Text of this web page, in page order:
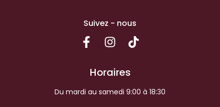
Suivez - nous
Horaires
Du mardi au samedi 9:00 à 18:30